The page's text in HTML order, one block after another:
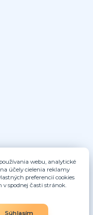
webu, analytické
účely cielenia reklamy
preferencií cookies
spodnej časti stránok.
Súhlasím